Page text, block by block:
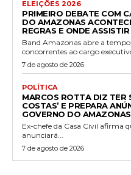
ELEIÇÕES 2026
PRIMEIRO DEBATE COM
DO AMAZONAS
REGRAS E ONDE ASSISTIR
Band Amazonas abre a
concorrentes ao cargo
7 de agosto de 2026
POLÍTICA
MARCOS ROTTA DIZ TER
COSTAS’ E PREPARA
GOVERNO DO AMAZONAS
Ex-chefe da Casa Civil afirma
anunciará...
7 de agosto de 2026